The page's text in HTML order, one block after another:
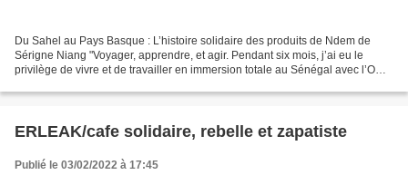
Du Sahel au Pays Basque : L’histoire solidaire des produits de Ndem de
Sérigne Niang "Voyager, apprendre, et agir. Pendant six mois, j’ai eu le
privilège de vivre et de travailler en immersion totale au Sénégal avec l’ONG
ERLEAK/cafe solidaire, rebelle et zapatiste
Publié le 03/02/2022 à 17:45